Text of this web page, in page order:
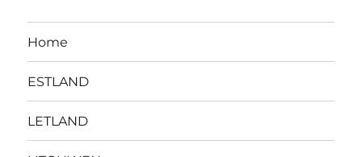
Home
ESTLAND
LETLAND